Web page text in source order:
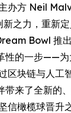
办方 Neil
之力，重新定
Bowl 推
性的一步——为
区块链与人工
带来了全新的
信橄榄球晋升